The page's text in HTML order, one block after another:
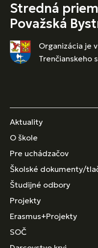
Stredná
Považská
Organizácia je
Trenčianskeho
Aktuality
O škole
Pre uchádzačov
Školské dokumenty/
Študijné odbory
Projekty
Erasmus+Projekty
SOČ